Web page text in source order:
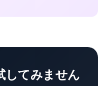
してみません